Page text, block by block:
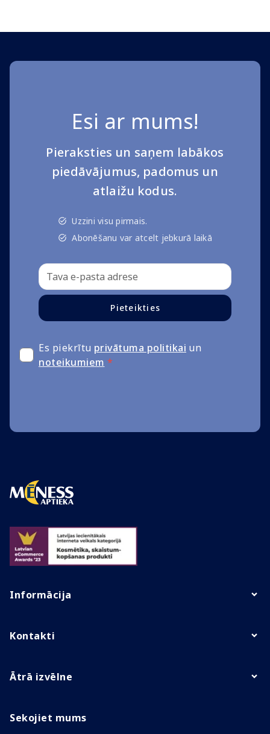
Esi ar mums!
Pieraksties un saņem labākos
piedāvājumus, padomus un
atlaižu kodus.
Uzzini visu pirmais.
Abonēšanu var atcelt jebkurā laikā
Pieteikties
Es piekrītu privātuma politikai un
noteikumiem *
Informācija
Kontakti
Ātrā izvēlne
Sekojiet mums